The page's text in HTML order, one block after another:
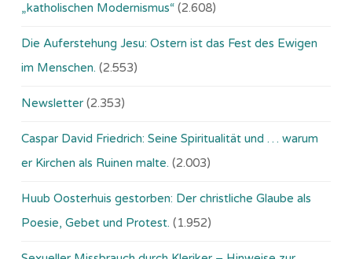
„katholischen Modernismus“ (2.608)
Die Auferstehung Jesu: Ostern ist das Fest des Ewigen
im Menschen. (2.553)
Newsletter (2.353)
Caspar David Friedrich: Seine Spiritualität und … warum
er Kirchen als Ruinen malte. (2.003)
Huub Oosterhuis gestorben: Der christliche Glaube als
Poesie, Gebet und Protest. (1.952)